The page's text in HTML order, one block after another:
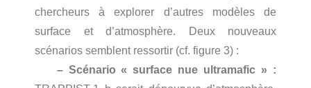
chercheurs à explorer d’autres modèles de
surface et d’atmosphère. Deux nouveaux
scénarios semblent ressortir (cf. figure 3) :
– Scénario « surface nue ultramafic » :